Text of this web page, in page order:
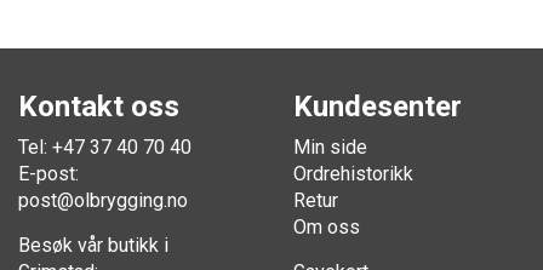
Kontakt oss
Tel: +47 37 40 70 40
E-post:
post@olbrygging.no
Besøk vår butikk i
Kundesenter
Min side
Ordrehistorikk
Retur
Om oss